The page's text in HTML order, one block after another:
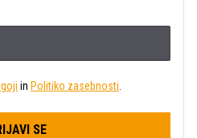
in Politiko zasebnosti.
SE